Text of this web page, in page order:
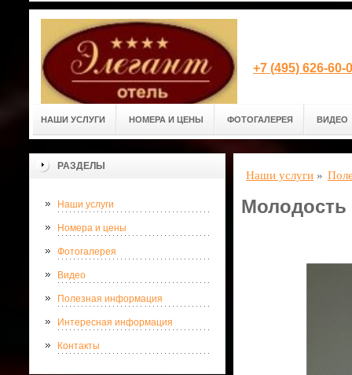
+7 (495) 626-
НАШИ УСЛУГИ НОМЕРА И ЦЕНЫ ФОТОГАЛЕРЕЯ ВИДЕО
РАЗДЕЛЫ
Наши услуги
Номера и цены
Фотогалерея
Видео
Полезная информация
Интересная информация
Контакты
Наши услуги »
Молодость